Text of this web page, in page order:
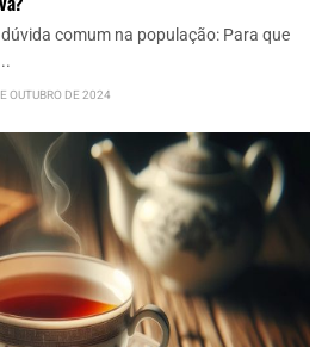
comum na população: Para que
OUTUBRO DE 2024